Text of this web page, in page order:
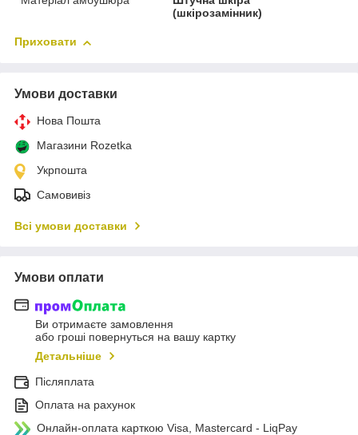
(шкірозамінник)
Приховати
Умови доставки
Нова Пошта
Магазини Rozetka
Укрпошта
Самовивіз
Всі умови доставки
Умови оплати
Ви отримаєте замовлення
або гроші повернуться на вашу картку
Детальніше
Післяплата
Оплата на рахунок
Онлайн-оплата карткою Visa, Mastercard - LiqPay